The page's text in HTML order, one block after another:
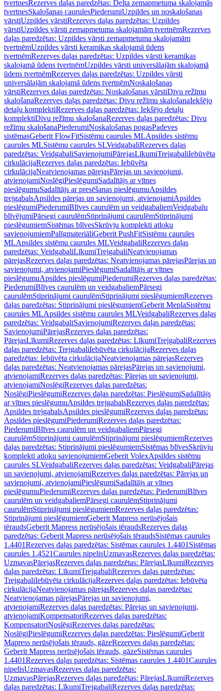
tvertnesRezerves daļas paredzētas: Delta zemapmetuma skalojamās
tvertnesSkalošanas caurulesPiederumiUzpildes un noskalošanas
vārstiUzpildes vārstiRezerves daļas paredzētas: Uzpildes
vārstiUzpildes vārsti zemapmetuma skalojamām tvertnēmRezerves
daļas paredzētas: Uzpildes vārsti zemapmetuma skalojamām
tvertnēmUzpildes vārsti keramikas skalojamā ūdens
tvertnēmRezerves daļas paredzētas: Uzpildes vārsti keramikas
skalojamā ūdens tvertnēmUzpildes vārsti universālajām skalojamā
ūdens tvertnēmRezerves daļas paredzētas: Uzpildes vārsti
universālajām skalojamā ūdens tvertnēmNoskalošanas
vārstiRezerves daļas paredzētas: Noskalošanas vārstiDivu režīmu
skalošanaRezerves daļas paredzētas: Divu režīmu skalošanaIekšējo
detaļu komplektiRezerves daļas paredzētas: Iekšējo detaļu
komplektiDivu režīmu skalošanaRezerves daļas paredzētas: Divu
režīmu skalošanaPiederumiNoskalošanas pogasPadeves
sistēmasGeberit FlowFitSistēmu caurules MLApsildes sistēmu
caurules MLSistēmu caurules SLVeidgabaliRezerves daļas
paredzētas: VeidgabaliSavienojumiPārejasLīkumiTrejgabaliIebūvēta
cirkulācijaRezerves daļas paredzētas: Iebūvēta
cirkulācijaNeatvienojamas pārejasPārejas un savienojumi,
atvienojamiNoslēgiPieslēgumiSadalītājs ar vītnes
pieslēgumuSadalītājs ar presēšanas pieslēgumuApsildes
trejgabalsApsildes pārejas un savienojumi, atvienojamiApsildes
pieslēgumiPiederumiBlīves caurulēm un veidgabaliemVeidgabalu
blīvējumiPārsegi caurulēmStiprinājumi caurulēmStiprinājumi
pieslēgumiemSistēmas blīvesSkrūvju komplekti atloku
savienojumiemPalīgmateriāliGeberit PushFitSistēmu caurules
MLApsildes sistēmu caurules MLVeidgabaliRezerves daļas
paredzētas: VeidgabaliLīkumiTrejgabaliNeatvienojamas
pārejasRezerves daļas paredzētas: Neatvienojamas pārejasPārejas un
savienojumi, atvienojamiPieslēgumiSadalītājs ar vītnes
pieslēgumuApsildes pieslēgumiPiederumiRezerves daļas paredzētas:
PiederumiBlīves caurulēm un veidgabaliemPārsegi
caurulēmStiprinājumi caurulēmStiprinājumi pieslēgumiemRezerves
daļas paredzētas: Stiprinājumi pieslēgumiemGeberit MeplaSistēmu
caurules MLApsildes sistēmu caurules MLVeidgabaliRezerves daļas
paredzētas: VeidgabaliSavienojumiRezerves daļas paredzētas:
SavienojumiPārejasRezerves daļas paredzētas:
PārejasLīkumiRezerves daļas paredzētas: LīkumiTrejgabaliRezerves
daļas paredzētas: TrejgabaliIebūvēta cirkulācijaRezerves daļas
paredzētas: Iebūvēta cirkulācijaNeatvienojamas pārejasRezerves
daļas paredzētas: Neatvienojamas pārejasPārejas un savienojumi,
atvienojamiRezerves daļas paredzētas: Pārejas un savienojumi,
atvienojamiNoslēgiRezerves daļas paredzētas:
NoslēgiPieslēgumiRezerves daļas paredzētas: PieslēgumiSadalītājs
ar vītnes pieslēgumuApsildes trejgabalsRezerves daļas paredzētas:
Apsildes trejgabalsApsildes pieslēgumiRezerves daļas paredzētas:
Apsildes pieslēgumiPiederumiRezerves daļas paredzētas:
PiederumiBlīves caurulēm un veidgabaliemPārsegi
caurulēmStiprinājumi caurulēmStiprinājumi pieslēgumiemRezerves
daļas paredzētas: Stiprinājumi pieslēgumiemSistēmas blīvesSkrūvju
komplekti atloku savienojumiemGeberit VolexApsildes sistēmu
caurules SLVeidgabaliRezerves daļas paredzētas: VeidgabaliPārejas
un savienojumi, atvienojamiRezerves daļas paredzētas: Pārejas un
savienojumi, atvienojamiPieslēgumiSadalītājs ar vītnes
pieslēgumuPiederumiRezerves daļas paredzētas: PiederumiBlīves
caurulēm un veidgabaliemPārsegi caurulēmStiprinājumi
caurulēmStiprinājumi pieslēgumiemRezerves daļas paredzētas:
Stiprinājumi pieslēgumiemGeberit Mapress nerūsējošais
tēraudsGeberit Mapress nerūsējošais tēraudsRezerves daļas
paredzētas: Geberit Mapress nerūsējošais tēraudsSistēmas caurules
1.4401Rezerves daļas paredzētas: Sistēmas caurules 1.4401 Sistēmas
caurules 1.4521Caurules nipelisUzmavasRezerves daļas paredzētas:
UzmavasPārejasRezerves daļas paredzētas: PārejasLīkumiRezerves
daļas paredzētas: LīkumiTrejgabaliRezerves daļas paredzētas:
TrejgabaliIebūvēta cirkulācijaRezerves daļas paredzētas: Iebūvēta
cirkulācijaNeatvienojamas pārejasRezerves daļas paredzētas:
Neatvienojamas pārejasPārejas un savienojumi,
atvienojamiRezerves daļas paredzētas: Pārejas un savienojumi,
atvienojamiKompensatoriRezerves daļas paredzētas:
KompensatoriNoslēgiRezerves daļas paredzētas:
NoslēgiPieslēgumiRezerves daļas paredzētas: PieslēgumiGeberit
Mapress nerūsējošais tērauds, gāzeRezerves daļas paredzētas:
Geberit Mapress nerūsējošais tērauds, gāzeSistēmas caurules
1.4401Rezerves daļas paredzētas: Sistēmas caurules 1.4401Caurules
nipelisUzmavasRezerves daļas paredzētas:
UzmavasPārejasRezerves daļas paredzētas: PārejasLīkumiRezerves
daļas paredzētas: LīkumiTrejgabaliRezerves daļas paredzētas: